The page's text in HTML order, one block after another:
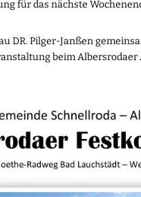
für das nächste
DR. Pilger-Janßen
beim